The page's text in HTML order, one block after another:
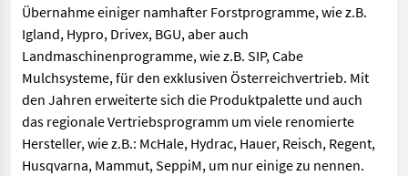
Übernahme einiger namhafter Forstprogramme, wie z.B.
Igland, Hypro, Drivex, BGU, aber auch
Landmaschinenprogramme, wie z.B. SIP, Cabe
Mulchsysteme, für den exklusiven Österreichvertrieb. Mit
den Jahren erweiterte sich die Produktpalette und auch
das regionale Vertriebsprogramm um viele renomierte
Hersteller, wie z.B.: McHale, Hydrac, Hauer, Reisch, Regent,
Husqvarna, Mammut, SeppiM, um nur einige zu nennen.